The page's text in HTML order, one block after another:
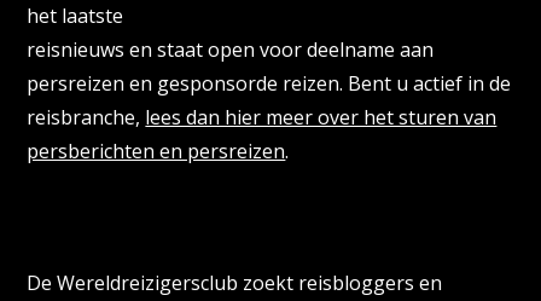
het laatste
reisnieuws en staat open voor deelname aan
persreizen en gesponsorde reizen. Bent u actief in de
reisbranche, lees dan hier meer over het sturen van
persberichten en persreizen.
De Wereldreizigersclub zoekt reisbloggers en